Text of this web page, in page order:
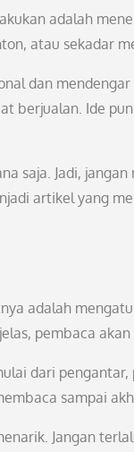
adalah
atau sekadar
dan
berjualan. Ide
saja. Jadi,
artikel yang
adalah
pembaca
dari
sampai
Jangan